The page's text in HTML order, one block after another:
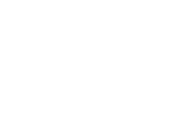
корзинке)